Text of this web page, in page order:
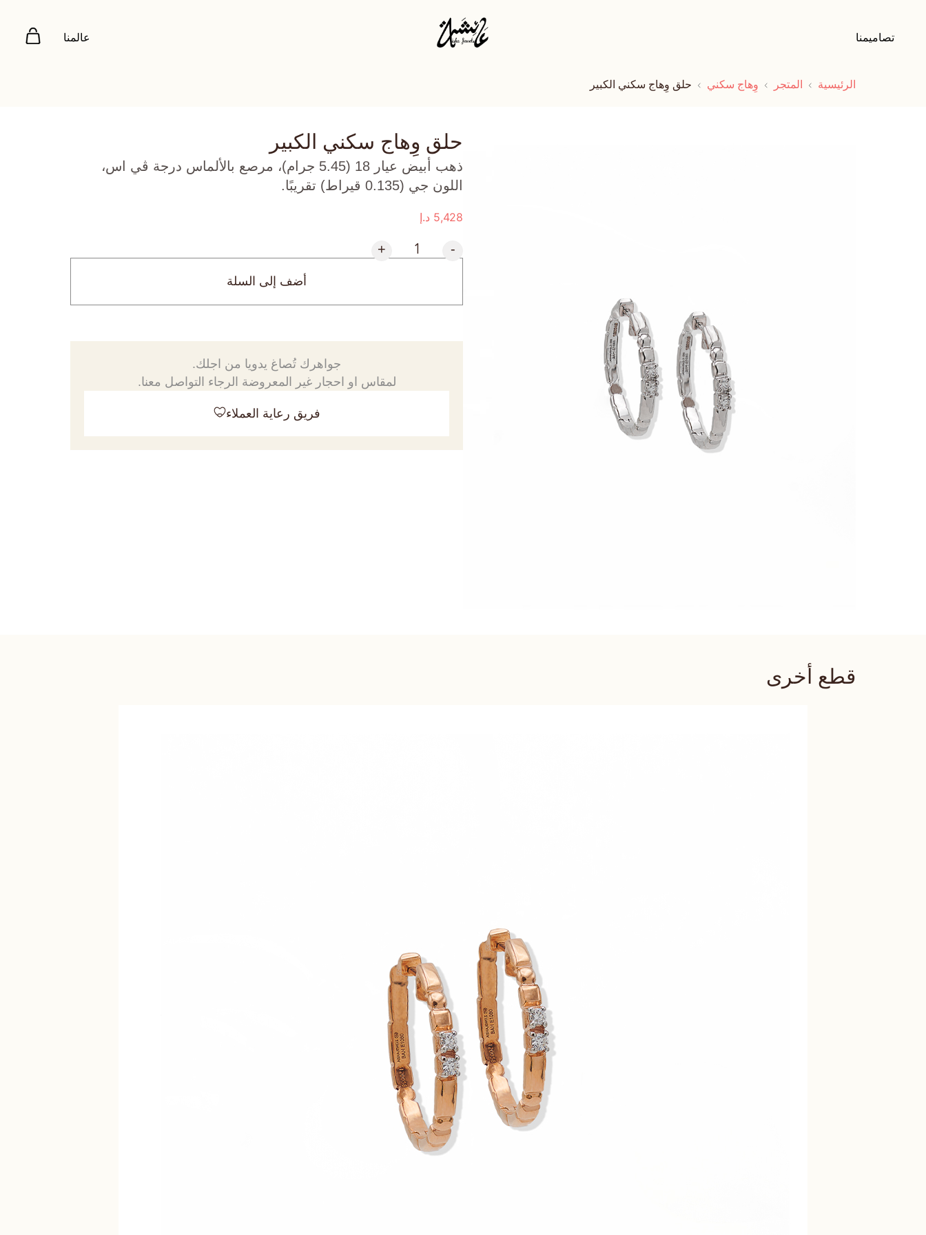
تصاميمنا عالمنا
الرئيسية المتجر وِهاج سكني حلق وِهاج سكني الكبير
حلق وِهاج سكني الكبير
ذهب أبيض عيار 18 (5.45 جرام)، مرصع بالألماس درجة ڤي اس،
اللون جي (0.135 قيراط) تقريبًا.
5,428 د.إ
-
+
أضف إلى السلة
جواهرك تُصاغ يدويا من اجلك.
لمقاس او احجار غير المعروضة الرجاء التواصل معنا.
فريق رعاية العملاء
قطع أخرى